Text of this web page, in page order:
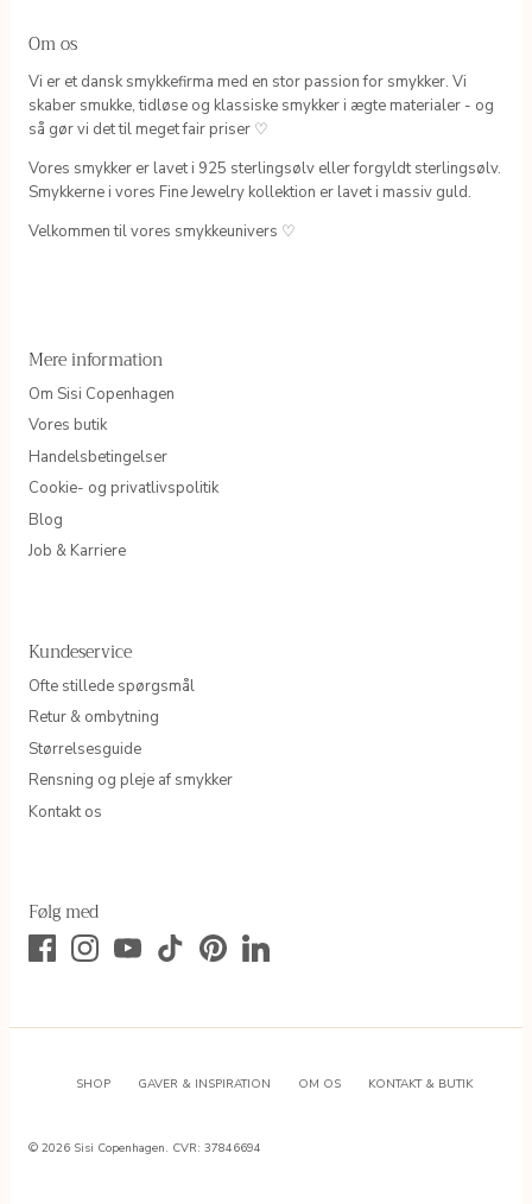
Om os
Vi er et dansk smykkefirma med en stor passion for smykker. Vi
skaber smukke, tidløse og klassiske smykker i ægte materialer - og
så gør vi det til meget fair priser ♡
Vores smykker er lavet i 925 sterlingsølv eller forgyldt sterlingsølv.
Smykkerne i vores Fine Jewelry kollektion er lavet i massiv guld.
Velkommen til vores smykkeunivers ♡
Mere information
Om Sisi Copenhagen
Vores butik
Handelsbetingelser
Cookie- og privatlivspolitik
Blog
Job & Karriere
Kundeservice
Ofte stillede spørgsmål
Retur & ombytning
Størrelsesguide
Rensning og pleje af smykker
Kontakt os
Følg med
SHOP GAVER & INSPIRATION OM OS KONTAKT & BUTIK
© 2026 Sisi Copenhagen. CVR: 37846694